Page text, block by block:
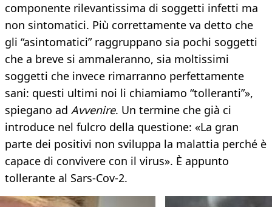
componente rilevantissima di soggetti infetti ma
non sintomatici. Più correttamente va detto che
gli “asintomatici” raggruppano sia pochi soggetti
che a breve si ammaleranno, sia moltissimi
soggetti che invece rimarranno perfettamente
sani: questi ultimi noi li chiamiamo “tolleranti”»,
spiegano ad Avvenire. Un termine che già ci
introduce nel fulcro della questione: «La gran
parte dei positivi non sviluppa la malattia perché è
capace di convivere con il virus». È appunto
tollerante al Sars-Cov-2.